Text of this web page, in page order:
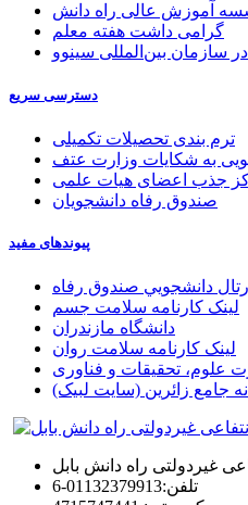
آموزش عالی راه دانش
گرامی داشت هفته معلم
بین‌المللی سینوو
دسترسی سریع
ترم بندی تحصیلات تکمیلی
به شکایات وزارت عتف
جذب اعضای هیات علمی
صندوق رفاه دانشجویان
پیوندهای مفید
دانشجويي صندوق رفاه
لینک کارنامه سلامت جسم
دانشگاه مازندران
لینک کارنامه سلامت روان
علوم، تحقیقات و فناوری
جامع زائرین (سایت لبیک)
غیردولتی راه دانش بابل
تلفن:01132379913-6